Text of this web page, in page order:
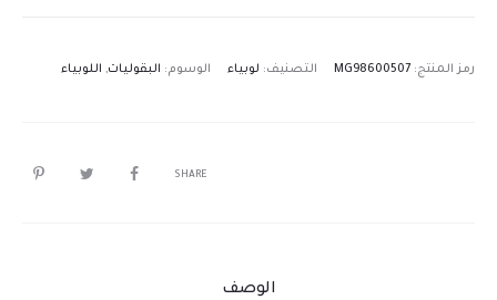
رمز المنتج: MG98600507 التصنيف: لوبياء الوسوم: البقوليات, اللوبياء
SHARE
الوصف